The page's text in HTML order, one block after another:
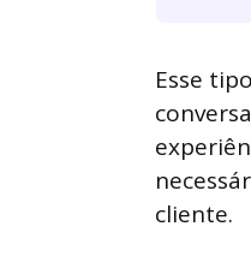
Esse
cliente.